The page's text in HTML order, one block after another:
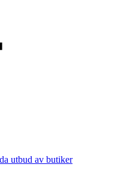
utbud av butiker